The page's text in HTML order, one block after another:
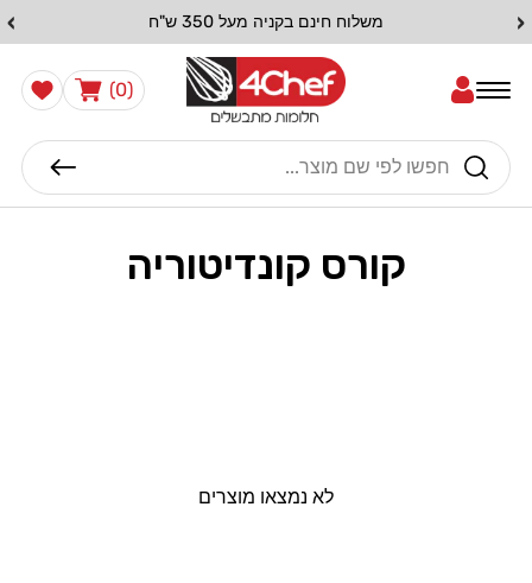
‹ משלוח חינם בקניה מעל 350 ש"ח ›
לתוכן
חיפוש
עֲגָלָה(0)
0
פריטים
הרשימה
שלי
קורס קונדיטוריה
לא נמצאו מוצרים